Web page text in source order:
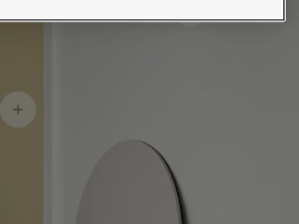
က်ဆုံးထွက်ရှိထားသော အရောင်ချပ်အသစ်